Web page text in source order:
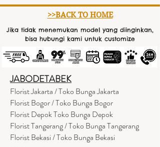
>>BACK TO HOME
Jika tidak menemukan model yang diinginkan,
bisa hubungi kami untuk customize
JABODETABEK
Florist Jakarta / Toko Bunga Jakarta
Florist Bogor / Toko Bunga Bogor
Florist Depok Toko Bunga Depok
Florist Tangerang / Toko Bunga Tangerang
Florist Bekasi / Toko Bunga Bekasi